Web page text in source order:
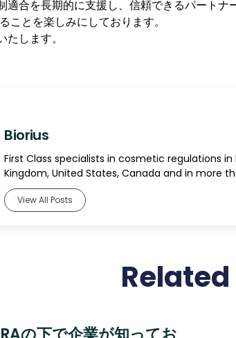
合を長期的に支援し、信頼できるパートナ
とを楽しみにしております。
します。
Biorius
First Class specialists in cosmetic regulations in
Kingdom, United States, Canada and in more
View All Posts
Related